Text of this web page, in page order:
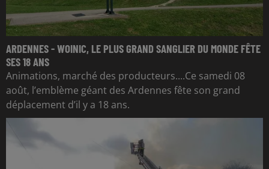
ARDENNES - WOINIC, LE PLUS GRAND SANGLIER DU MONDE FÊTE
SES 18 ANS
Animations, marché des producteurs....Ce samedi 08
août, l’emblème géant des Ardennes fête son grand
déplacement d’il y a 18 ans.